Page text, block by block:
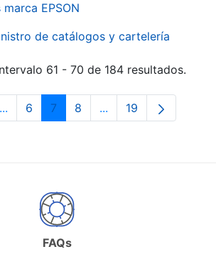
EPSON
de catálogos y cartelería
61 - 70 de 184 resultados.
...Páginas intermedias Use TAB para
Página
6 Página
7 Página
8 ...Páginas intermedias
Página
19
FAQs